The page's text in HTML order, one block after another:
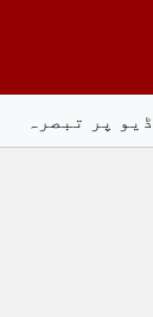
پر تبصرہ